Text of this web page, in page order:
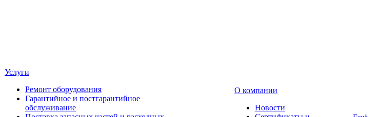
Услуги
Ремонт оборудования
Гарантийное и постгарантийное
обслуживание
О компании
Новости